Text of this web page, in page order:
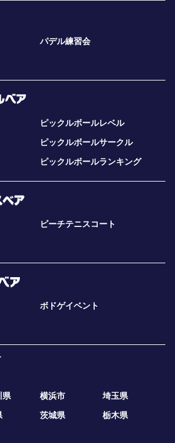
パデル練習会
ピックルボールレベル
ピックルボールサークル
ピックルボールランキング
ビーチテニスコート
ボドゲイベント
県 横浜市
埼玉県
茨城県 栃木県